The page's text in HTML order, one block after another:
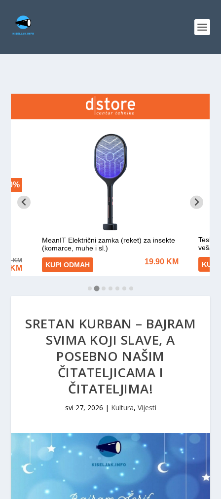
SRETAN KURBAN – BAJRAM
SVIMA KOJI SLAVE, A
POSEBNO NAŠIM
ČITATELJICAMA I
ČITATELJIMA!
svi 27, 2026 | Kultura, Vijesti